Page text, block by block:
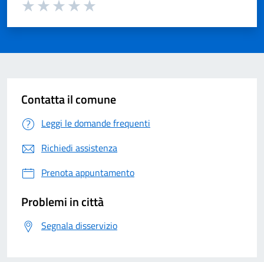
Contatta il comune
Leggi le domande frequenti
Richiedi assistenza
Prenota appuntamento
Problemi in città
Segnala disservizio